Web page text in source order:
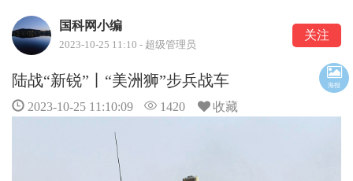
国科网小编
2023-10-25 11:10 - 超级管理员
关注
陆战“新锐”丨“美洲狮”步兵战车
2023-10-25 11:10:09 1420 收藏
海报